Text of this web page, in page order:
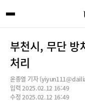
부천시, 무단 방
처리
윤종열 기자
입력 2025.02.12 16:49
수정 2025.02.12 16:49